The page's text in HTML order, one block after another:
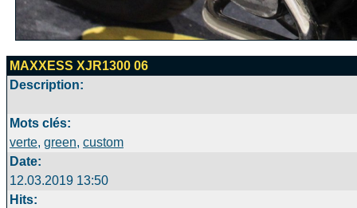
MAXXESS XJR1300 06
Description:
Mots clés:
verte, green, custom
Date:
12.03.2019 13:50
Hits: